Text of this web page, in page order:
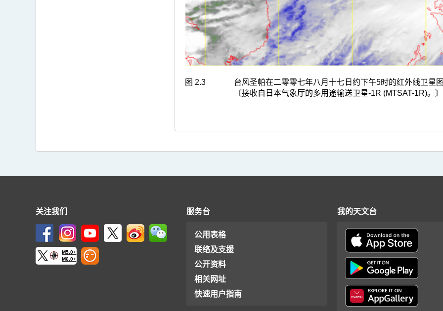
图 2.3
台风圣帕在二零零七年八月十七日约下午5时的红外线卫星
〔接收自日本气象厅的多用途输送卫星-1R (MTSAT-1R)。〕
关注我们
M5.0+
M6.0+
服务台
公用表格
联络及支援
公开资料
相关网址
快速用户指南
我的天文台